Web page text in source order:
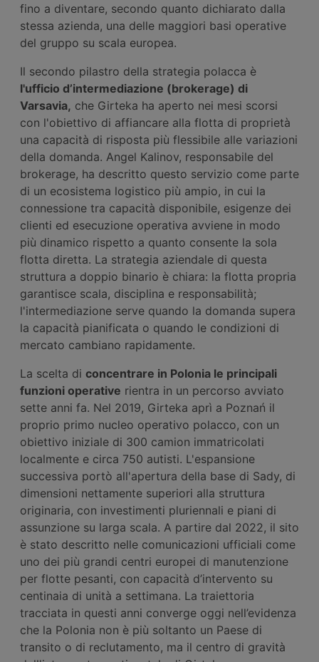
fino a diventare, secondo quanto dichiarato dalla
stessa azienda, una delle maggiori basi operative
del gruppo su scala europea.
Il secondo pilastro della strategia polacca è
l'ufficio d’intermediazione (brokerage) di
Varsavia, che Girteka ha aperto nei mesi scorsi
con l'obiettivo di affiancare alla flotta di proprietà
una capacità di risposta più flessibile alle variazioni
della domanda. Angel Kalinov, responsabile del
brokerage, ha descritto questo servizio come parte
di un ecosistema logistico più ampio, in cui la
connessione tra capacità disponibile, esigenze dei
clienti ed esecuzione operativa avviene in modo
più dinamico rispetto a quanto consente la sola
flotta diretta. La strategia aziendale di questa
struttura a doppio binario è chiara: la flotta propria
garantisce scala, disciplina e responsabilità;
l'intermediazione serve quando la domanda supera
la capacità pianificata o quando le condizioni di
mercato cambiano rapidamente.
La scelta di concentrare in Polonia le principali
funzioni operative rientra in un percorso avviato
sette anni fa. Nel 2019, Girteka aprì a Poznań il
proprio primo nucleo operativo polacco, con un
obiettivo iniziale di 300 camion immatricolati
localmente e circa 750 autisti. L'espansione
successiva portò all'apertura della base di Sady, di
dimensioni nettamente superiori alla struttura
originaria, con investimenti pluriennali e piani di
assunzione su larga scala. A partire dal 2022, il sito
è stato descritto nelle comunicazioni ufficiali come
uno dei più grandi centri europei di manutenzione
per flotte pesanti, con capacità d’intervento su
centinaia di unità a settimana. La traiettoria
tracciata in questi anni converge oggi nell’evidenza
che la Polonia non è più soltanto un Paese di
transito o di reclutamento, ma il centro di gravità